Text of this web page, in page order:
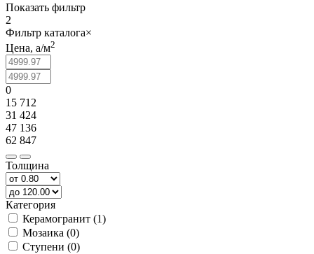
Показать фильтр
2
Фильтр каталога×
Цена, a/м2
0
15 712
31 424
47 136
62 847
Толщина
Категория
Керамогранит (1)
Мозаика (0)
Ступени (0)